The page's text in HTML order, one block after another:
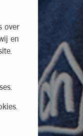
over
en